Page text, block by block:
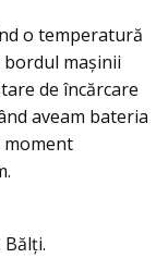
o temperatură
bordul mașinii
de încărcare
aveam bateria
moment
Bălți.